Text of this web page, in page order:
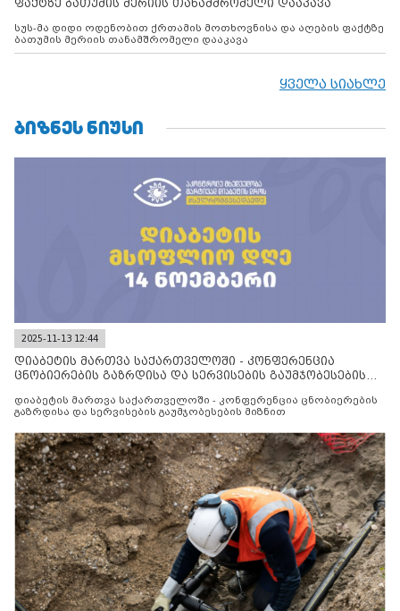
ფაქტზე ბათუმის მერიის თანამშრომელი დააკავა
სუს-მა დიდი ოდენობით ქრთამის მოთხოვნისა და აღების ფაქტზე
ბათუმის მერიის თანამშრომელი დააკავა
ყველა სიახლე
ᲑᲘᲖᲜᲔᲡ ᲜᲘᲣᲡᲘ
2025-11-13 12:44
დიაბეტის მართვა საქართველოში - კონფერენცია
ცნობიერების გაზრდისა და სერვისების გაუმჯობესების
დიაბეტის მართვა საქართველოში - კონფერენცია ცნობიერების
გაზრდისა და სერვისების გაუმჯობესების მიზნით